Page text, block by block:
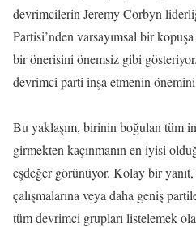
devrimcilerin Jeremy Corbyn
Partisi’nden varsayımsal bir
bir önerisini önemsiz gibi
devrimci parti inşa etmenin
Bu yaklaşım, birinin boğulan tüm
girmekten kaçınmanın en iyisi
eşdeğer görünüyor. Kolay bir
çalışmalarına veya daha geniş
tüm devrimci grupları listelemek